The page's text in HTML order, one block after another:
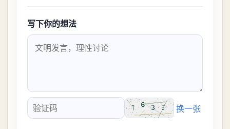
写下你的想法
验证码
换一张